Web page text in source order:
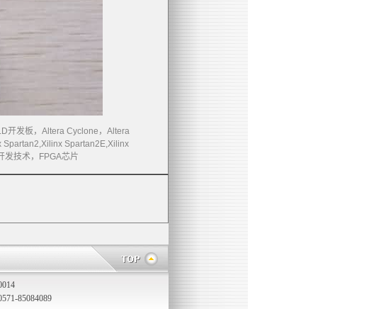
开发板， Altera Cyclone ， Altera
Spartan2,Xilinx Spartan2E,Xilinx
发技术， FPGA芯片
85084089